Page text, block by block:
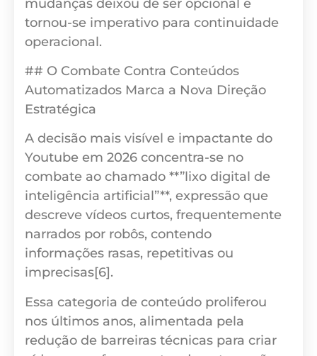
mudanças deixou de ser opcional e
tornou-se imperativo para continuidade
operacional.
## O Combate Contra Conteúdos
Automatizados Marca a Nova Direção
Estratégica
A decisão mais visível e impactante do
Youtube em 2026 concentra-se no
combate ao chamado **”lixo digital de
inteligência artificial”**, expressão que
descreve vídeos curtos, frequentemente
narrados por robôs, contendo
informações rasas, repetitivas ou
imprecisas[6].
Essa categoria de conteúdo proliferou
nos últimos anos, alimentada pela
redução de barreiras técnicas para criar